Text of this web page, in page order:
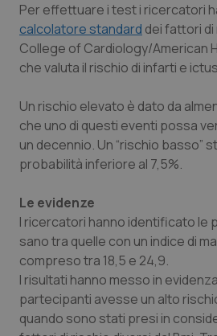
Molise
Piemonte
Provincia Autonoma di
Provincia Autonoma di
Puglia
Sardegna
Sicilia
Toscana
Epatiti
HIV
Infezioni & Febbre
Ipertensione &
Malattie rare
Malattia di Crohn &
Neuroscienze &
Obesità
Per effettuare i test i ricercatori
calcolatore standard dei fattori di
College of Cardiology/American
che valuta il rischio di infarti e
Un rischio elevato è dato da
che uno di questi eventi possa
un decennio. Un “rischio basso”
probabilità inferiore al 7,5%.
Le evidenze
I ricercatori hanno identificato le
sano tra quelle con un indice di
compreso tra 18,5 e 24,9.
I risultati hanno messo in
partecipanti avesse un alto
quando sono stati presi in